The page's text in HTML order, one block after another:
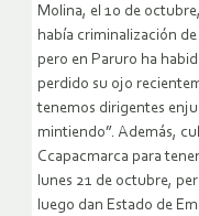
Molina, el 10 de
había criminalización
pero en Paruro ha
perdido su ojo
tenemos dirigentes
mintiendo”. Además,
Ccapacmarca para
lunes 21 de octubre,
luego dan Estado de